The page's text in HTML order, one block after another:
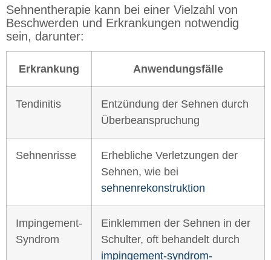
Sehnentherapie kann bei einer Vielzahl von
Beschwerden und Erkrankungen notwendig
sein, darunter:
Erkrankung Anwendungsfälle
Tendinitis
Entzündung der Sehnen durch
Überbeanspruchung
Sehnenrisse
Erhebliche Verletzungen der
Sehnen, wie bei
sehnenrekonstruktion
Impingement-
Syndrom
Einklemmen der Sehnen in der
Schulter, oft behandelt durch
impingement-syndrom-